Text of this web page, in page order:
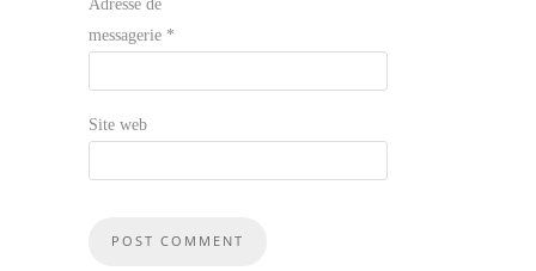
Adresse de
messagerie *
Site web